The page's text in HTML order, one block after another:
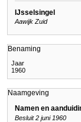
IJsselsingel
Aawijk Zuid
Benaming
Jaar
1960
Naamgeving
Namen en
Besluit 2 juni 1960